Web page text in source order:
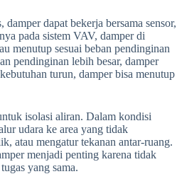
dapat bekerja bersama sensor,
pada sistem VAV, damper di
menutup sesuai beban pendinginan
pendinginan lebih besar, damper
turun, damper bisa menutup
isolasi aliran. Dalam kondisi
udara ke area yang tidak
atau mengatur tekanan antar-ruang.
menjadi penting karena tidak
yang sama.